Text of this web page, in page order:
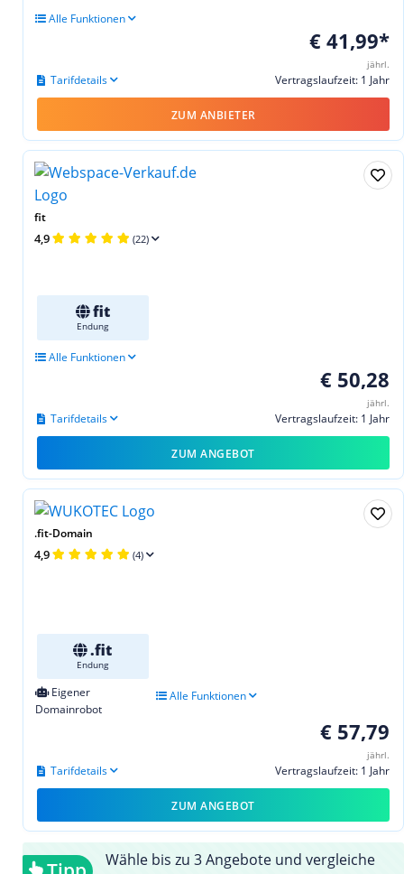
Alle Funktionen
€ 41,99*
jährl.
Vertragslaufzeit: 1 Jahr
Tarifdetails
ZUM ANBIETER
fit
4,9 (22)
fit
Endung
Alle Funktionen
€ 50,28
jährl.
Vertragslaufzeit: 1 Jahr
Tarifdetails
ZUM ANGEBOT
.fit-Domain
4,9 (4)
.fit
Endung
Eigener
Domainrobot
Alle Funktionen
€ 57,79
jährl.
Vertragslaufzeit: 1 Jahr
Tarifdetails
ZUM ANGEBOT
Wähle bis zu 3 Angebote und vergleiche